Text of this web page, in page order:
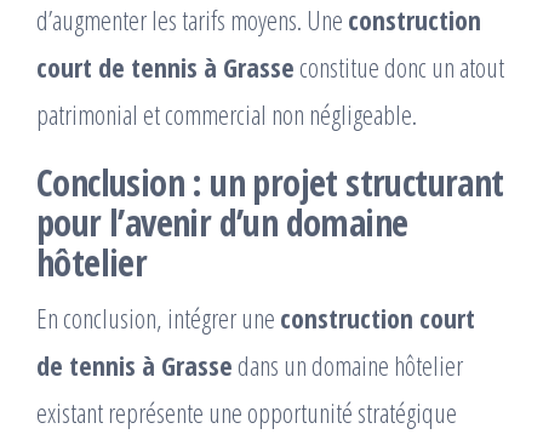
d’augmenter les tarifs moyens. Une construction
court de tennis à Grasse constitue donc un atout
patrimonial et commercial non négligeable.
Conclusion : un projet structurant
pour l’avenir d’un domaine
hôtelier
En conclusion, intégrer une construction court
de tennis à Grasse dans un domaine hôtelier
existant représente une opportunité stratégique